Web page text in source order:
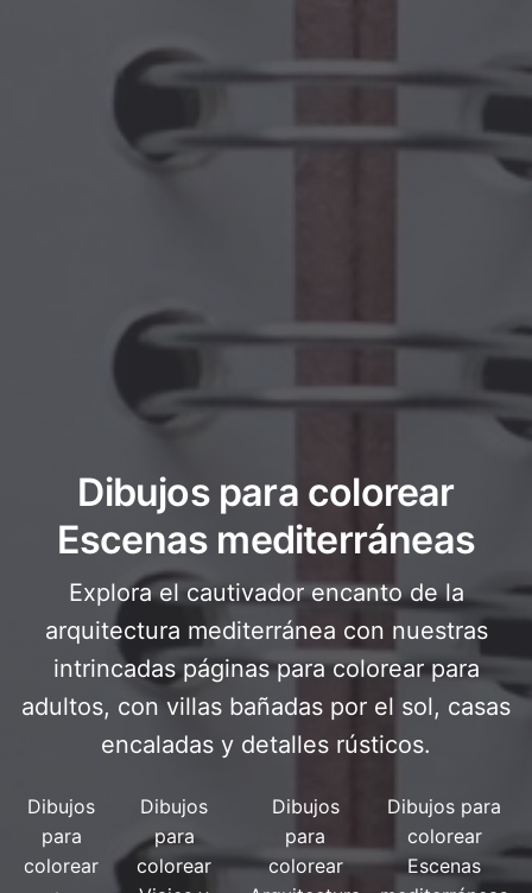
Dibujos para colorear
Escenas mediterráneas
Explora el cautivador encanto de la
arquitectura mediterránea con nuestras
intrincadas páginas para colorear para
adultos, con villas bañadas por el sol, casas
encaladas y detalles rústicos.
Dibujos
para
colorear
Dibujos
para
colorear
Dibujos
para
colorear
Dibujos para
colorear
Escenas